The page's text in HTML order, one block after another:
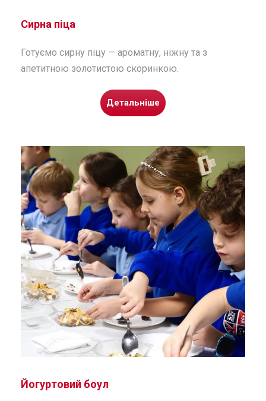
Сирна піца
Готуємо сирну піцу — ароматну, ніжну та з
апетитною золотистою скоринкою.
Детальніше
Йогуртовий боул